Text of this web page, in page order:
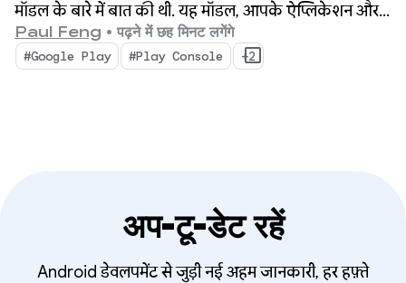
मॉडल के बारे में बात की थी. यह मॉडल, आपके ऐप्लिकेशन और
कॉन्टेंट को स्टोर पर और स्टोर से बाहर खोजने के लिए ज़्यादा
विकल्प और नए तरीके उपलब्ध कराता है. हमने बेहतर टूल और
अहम जानकारी भी लॉन्च की है. इनसे आपको अपने कारोबार को
Paul Feng • पढ़ने में छह मिनट लगेंगे
#Google Play #Play Console +2
अप-टू-डेट रहें
Android डेवलपमेंट से जुड़ी नई अहम जानकारी, हर हफ़्ते